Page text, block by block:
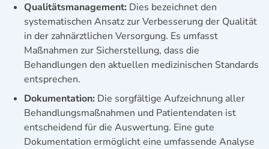
Qualitätsmanagement: Dies bezeichnet den
systematischen Ansatz zur Verbesserung der Qualität
in der zahnärztlichen Versorgung. Es umfasst
Maßnahmen zur Sicherstellung, dass die
Behandlungen den aktuellen medizinischen Standards
entsprechen.
Dokumentation: Die sorgfältige Aufzeichnung aller
Behandlungsmaßnahmen und Patientendaten ist
entscheidend für die Auswertung. Eine gute
Dokumentation ermöglicht eine umfassende Analyse